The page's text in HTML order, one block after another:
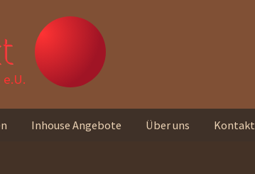
e.U.
Inhouse Angebote Über uns Kontakt